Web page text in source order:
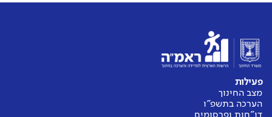
פעילות
מצב החינוך
הערכה בתשפ"ו